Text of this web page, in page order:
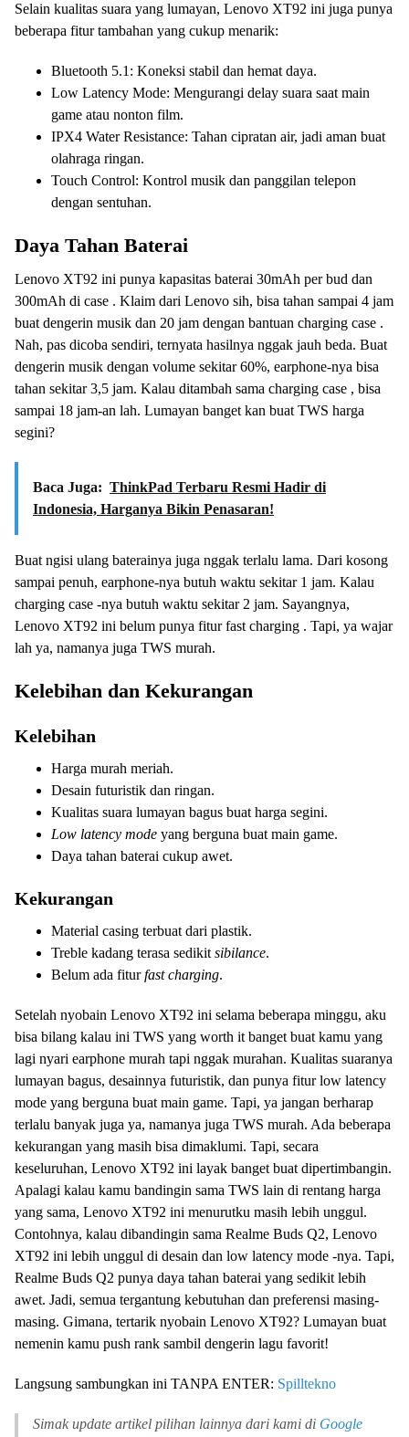
Selain kualitas suara yang lumayan, Lenovo XT92 ini juga punya
beberapa fitur tambahan yang cukup menarik:
Bluetooth 5.1: Koneksi stabil dan hemat daya.
Low Latency Mode: Mengurangi delay suara saat main
game atau nonton film.
IPX4 Water Resistance: Tahan cipratan air, jadi aman buat
olahraga ringan.
Touch Control: Kontrol musik dan panggilan telepon
dengan sentuhan.
Daya Tahan Baterai
Lenovo XT92 ini punya kapasitas baterai 30mAh per bud dan
300mAh di case . Klaim dari Lenovo sih, bisa tahan sampai 4 jam
buat dengerin musik dan 20 jam dengan bantuan charging case .
Nah, pas dicoba sendiri, ternyata hasilnya nggak jauh beda. Buat
dengerin musik dengan volume sekitar 60%, earphone-nya bisa
tahan sekitar 3,5 jam. Kalau ditambah sama charging case , bisa
sampai 18 jam-an lah. Lumayan banget kan buat TWS harga
segini?
Baca Juga: ThinkPad Terbaru Resmi Hadir di
Indonesia, Harganya Bikin Penasaran!
Buat ngisi ulang baterainya juga nggak terlalu lama. Dari kosong
sampai penuh, earphone-nya butuh waktu sekitar 1 jam. Kalau
charging case -nya butuh waktu sekitar 2 jam. Sayangnya,
Lenovo XT92 ini belum punya fitur fast charging . Tapi, ya wajar
lah ya, namanya juga TWS murah.
Kelebihan dan Kekurangan
Kelebihan
Harga murah meriah.
Desain futuristik dan ringan.
Kualitas suara lumayan bagus buat harga segini.
Low latency mode yang berguna buat main game.
Daya tahan baterai cukup awet.
Kekurangan
Material casing terbuat dari plastik.
Treble kadang terasa sedikit sibilance.
Belum ada fiturfast charging.
Setelah nyobain Lenovo XT92 ini selama beberapa minggu, aku
bisa bilang kalau ini TWS yang worth it banget buat kamu yang
lagi nyari earphone murah tapi nggak murahan. Kualitas suaranya
lumayan bagus, desainnya futuristik, dan punya fitur low latency
mode yang berguna buat main game. Tapi, ya jangan berharap
terlalu banyak juga ya, namanya juga TWS murah. Ada beberapa
kekurangan yang masih bisa dimaklumi. Tapi, secara
keseluruhan, Lenovo XT92 ini layak banget buat dipertimbangin.
Apalagi kalau kamu bandingin sama TWS lain di rentang harga
yang sama, Lenovo XT92 ini menurutku masih lebih unggul.
Contohnya, kalau dibandingin sama Realme Buds Q2, Lenovo
XT92 ini lebih unggul di desain dan low latency mode -nya. Tapi,
Realme Buds Q2 punya daya tahan baterai yang sedikit lebih
awet. Jadi, semua tergantung kebutuhan dan preferensi masing-
masing. Gimana, tertarik nyobain Lenovo XT92? Lumayan buat
nemenin kamu push rank sambil dengerin lagu favorit!
Langsung sambungkan ini TANPA ENTER: Spilltekno
Simak update artikel pilihan lainnya dari kami di Google